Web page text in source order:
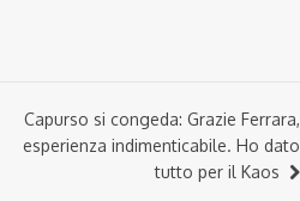
Capurso si congeda: Grazie Ferrara,
esperienza indimenticabile. Ho dato
tutto per il Kaos